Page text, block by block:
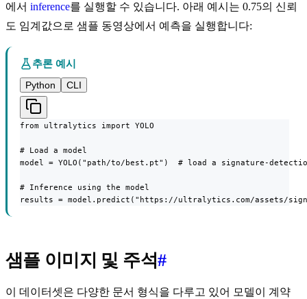
에서 inference를 실행할 수 있습니다. 아래 예시는 0.75의 신뢰
도 임계값으로 샘플 동영상에서 예측을 실행합니다:
추론 예시
Python
CLI
from ultralytics import YOLO
# Load a model
model = YOLO("path/to/best.pt")  # load a signature-
# Inference using the model
results = model.predict("https://ultralytics.com/assets/
샘플 이미지 및 주석#
이 데이터셋은 다양한 문서 형식을 다루고 있어 모델이 계약